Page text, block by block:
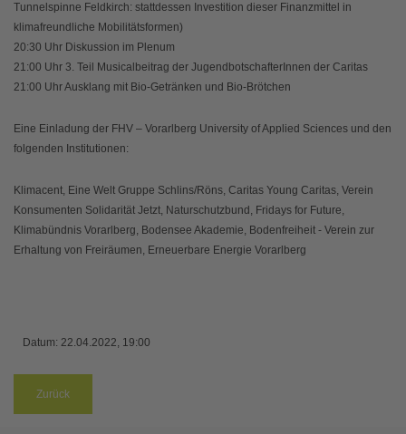
Tunnelspinne Feldkirch: stattdessen Investition dieser Finanzmittel in
klimafreundliche Mobilitätsformen)
20:30 Uhr Diskussion im Plenum
21:00 Uhr 3. Teil Musicalbeitrag der JugendbotschafterInnen der Caritas
21:00 Uhr Ausklang mit Bio-Getränken und Bio-Brötchen
Eine Einladung der FHV – Vorarlberg University of Applied Sciences und den
folgenden Institutionen:
Klimacent, Eine Welt Gruppe Schlins/Röns, Caritas Young Caritas, Verein
Konsumenten Solidarität Jetzt, Naturschutzbund, Fridays for Future,
Klimabündnis Vorarlberg, Bodensee Akademie, Bodenfreiheit - Verein zur
Erhaltung von Freiräumen, Erneuerbare Energie Vorarlberg
Datum: 22.04.2022, 19:00
Zurück